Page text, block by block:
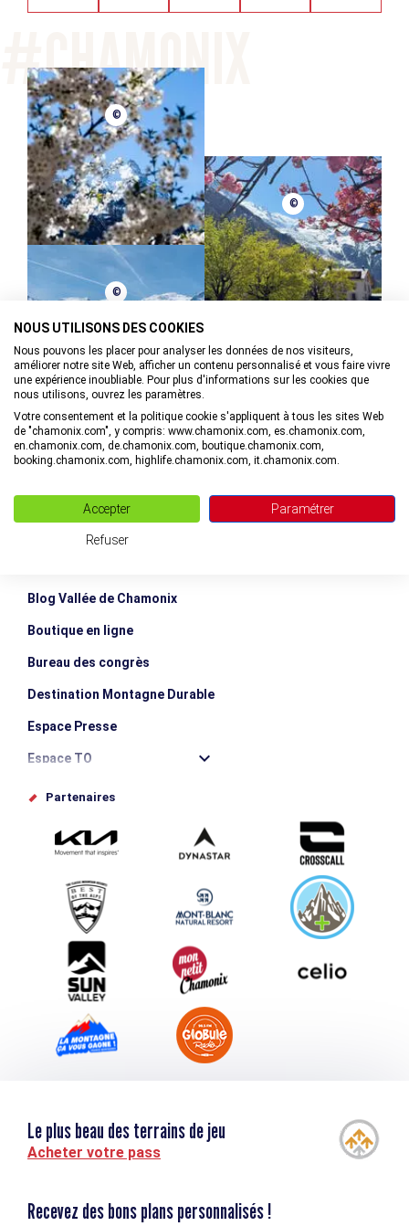
©
©
©
©
Blog Vallée de Chamonix
Boutique en ligne
Bureau des congrès
Destination Montagne Durable
Espace Presse
Espace TO
Offices de tourisme
Proposez votre évènement
Service groupes et séminaires
Téléchargements
Tourisme et handicap
Partenaires
Le plus beau des terrains de jeu
Acheter votre pass
Recevez des bons plans personnalisés !
NOUS UTILISONS DES COOKIES
Nous pouvons les placer pour analyser les données de nos visiteurs,
améliorer notre site Web, afficher un contenu personnalisé et vous faire vivre
une expérience inoubliable. Pour plus d'informations sur les cookies que
nous utilisons, ouvrez les paramètres.
Votre consentement et la politique cookie s'appliquent à tous les sites Web
de "chamonix.com", y compris: www.chamonix.com, es.chamonix.com,
en.chamonix.com, de.chamonix.com, boutique.chamonix.com,
booking.chamonix.com, highlife.chamonix.com, it.chamonix.com.
Accepter Paramétrer
Refuser